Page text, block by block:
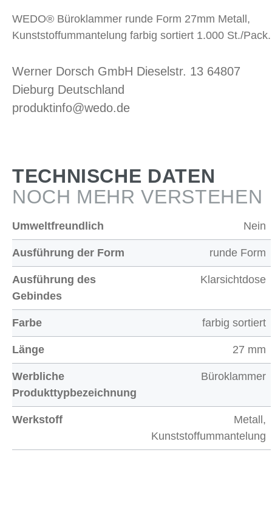
WEDO® Büroklammer runde Form 27mm Metall,
Kunststoffummantelung farbig sortiert 1.000 St./Pack.
Werner Dorsch GmbH Dieselstr. 13 64807
Dieburg Deutschland
produktinfo@wedo.de
TECHNISCHE DATEN
NOCH MEHR VERSTEHEN
Umweltfreundlich Nein
Ausführung der Form runde Form
Ausführung des
Gebindes
Klarsichtdose
Farbe farbig sortiert
Länge 27 mm
Werbliche
Produkttypbezeichnung
Büroklammer
Werkstoff
Metall,
Kunststoffummantelung